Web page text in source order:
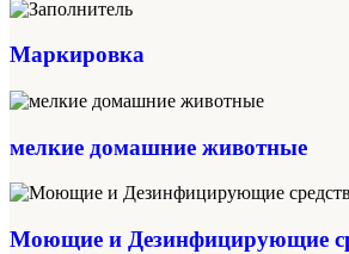
Маркировка
мелкие домашние животные
Моющие и Дезинфицирующие